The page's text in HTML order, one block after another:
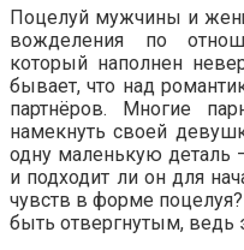
Поцелуй мужчины и
вожделения по
который наполнен
бывает, что над
партнёров. Многие
намекнуть своей
одну маленькую деталь
и подходит ли он для
чувств в форме
быть отвергнутым, ведь